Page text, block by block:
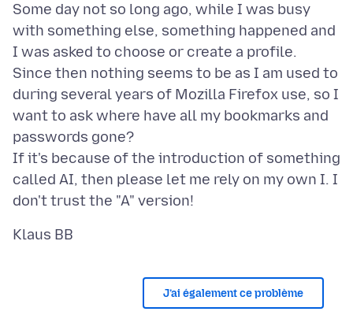
Some day not so long ago, while I was busy
with something else, something happened and
I was asked to choose or create a profile.
Since then nothing seems to be as I am used to
during several years of Mozilla Firefox use, so I
want to ask where have all my bookmarks and
passwords gone?
If it's because of the introduction of something
called AI, then please let me rely on my own I. I
J’ai également ce problème